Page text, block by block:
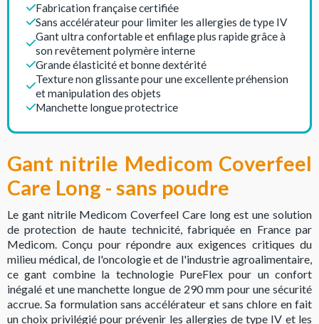
Fabrication française certifiée
Sans accélérateur pour limiter les allergies de type IV
Gant ultra confortable et enfilage plus rapide grâce à
son revêtement polymère interne
Grande élasticité et bonne dextérité
Texture non glissante pour une excellente préhension
et manipulation des objets
Manchette longue protectrice
Gant nitrile Medicom Coverfeel
Care Long - sans poudre
Le gant nitrile Medicom Coverfeel Care long est une solution
de protection de haute technicité, fabriquée en France par
Medicom. Conçu pour répondre aux exigences critiques du
milieu médical, de l'oncologie et de l'industrie agroalimentaire,
ce gant combine la technologie PureFlex pour un confort
inégalé et une manchette longue de 290 mm pour une sécurité
accrue. Sa formulation sans accélérateur et sans chlore en fait
un choix privilégié pour prévenir les allergies de type IV et les